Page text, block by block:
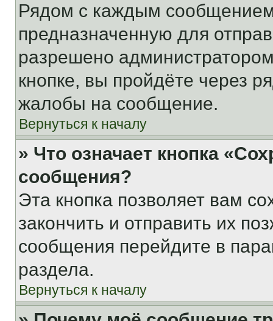
Рядом с каждым сообщением
предназначенную для
разрешено
кнопке, вы пройдёте через
жалобы на сообщение.
Вернуться к началу
» Что означает кнопка
сообщения?
Эта кнопка позволяет вам
закончить и отправить их
сообщения перейдите в
раздела.
Вернуться к началу